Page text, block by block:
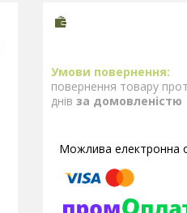
повернення товару
днів за домовленістю